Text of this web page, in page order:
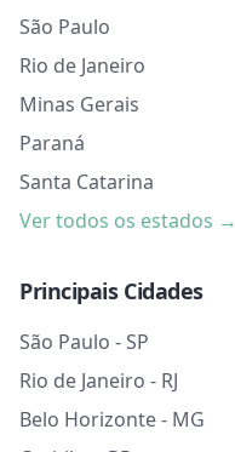
São Paulo
Rio de Janeiro
Minas Gerais
Paraná
Santa Catarina
Ver todos os estados →
Principais Cidades
São Paulo - SP
Rio de Janeiro - RJ
Belo Horizonte - MG